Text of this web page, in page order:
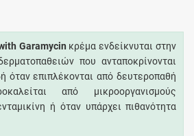
Garamycin κρέμα ενδείκνυται στην
που ανταποκρίνονται
όταν επιπλέκονται από δευτεροπαθή
από μικροοργανισμούς
ή όταν υπάρχει πιθανότητα